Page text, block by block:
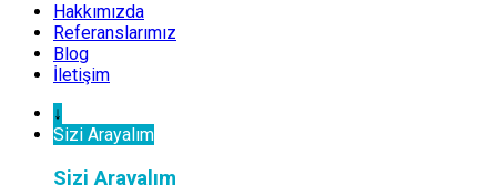
Hakkımızda
Referanslarımız
Blog
İletişim
↓
Sizi Arayalım
Sizi Arayalım